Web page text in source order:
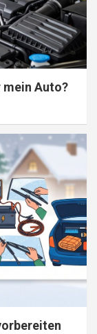
Auto?